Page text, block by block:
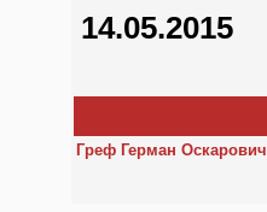
14.05.2015
Греф Герман Оскарович